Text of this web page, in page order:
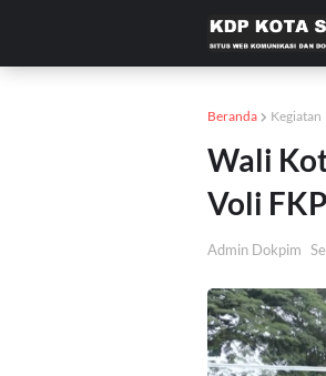
Beranda Kegiatan
Wali
Voli
Admin Dokpim